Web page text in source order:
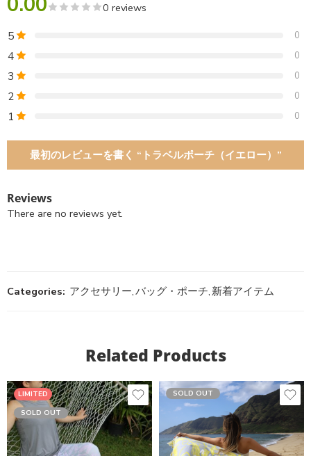
0 reviews
5 0
4 0
3 0
2 0
1 0
最初のレビューを書く “トラベルポーチ（イエロー）”
Reviews
There are no reviews yet.
Categories: アクセサリー,バッグ・ポーチ,新着アイテム
Related Products
LIMITED
SOLD OUT
SOLD OUT